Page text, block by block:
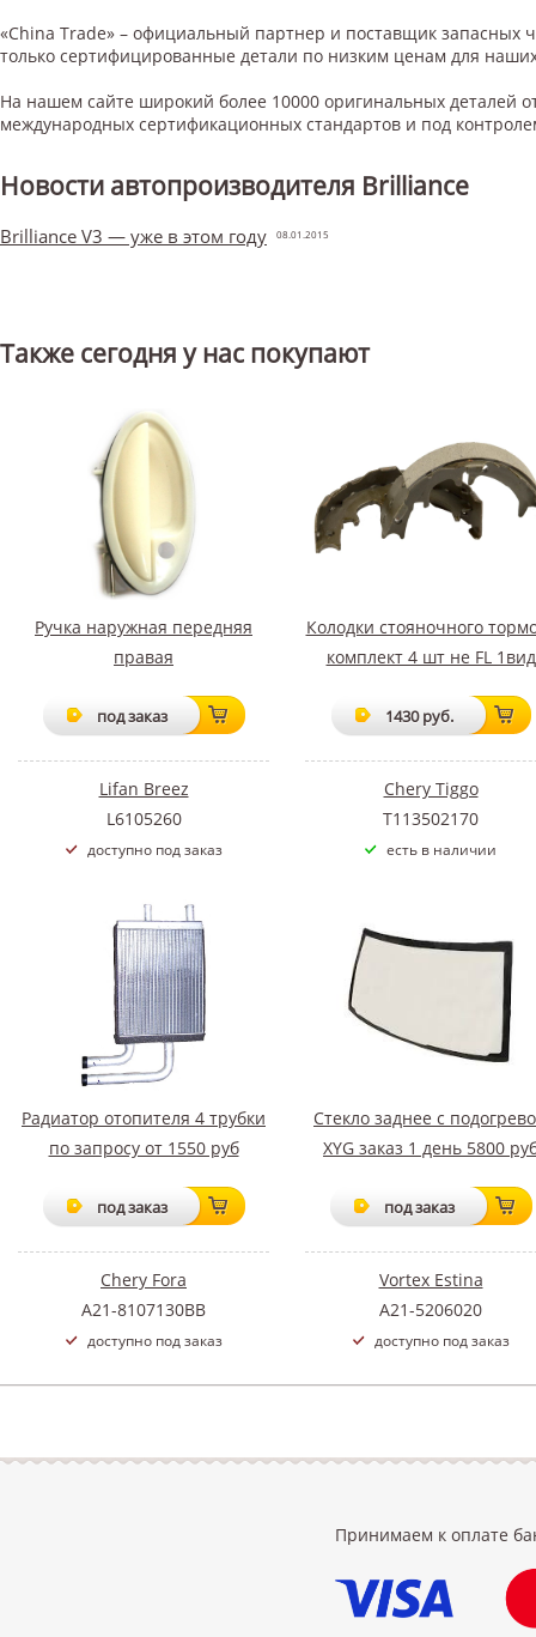
«China Trade» – официальный партнер и поставщик запасных
только сертифицированные детали по низким ценам для
На нашем сайте широкий более 10000 оригинальных деталей
международных сертификационных стандартов и под
Новости автопроизводителя Brilliance
Brilliance V3 — уже в этом году 08.01.2015
Также сегодня у нас покупают
Ручка наружная передняя
правая
под заказ
Lifan Breez
L6105260
доступно под заказ
Колодки стояночного
комплект 4 шт не FL 1вид
1430 руб.
Chery Tiggo
T113502170
есть в наличии
Радиатор отопителя 4 трубки
по запросу от 1550 руб
под заказ
Chery Fora
A21-8107130BB
доступно под заказ
Стекло заднее с
XYG заказ 1 день 5800
под заказ
Vortex Estina
A21-5206020
доступно под заказ
Принимаем к оплате